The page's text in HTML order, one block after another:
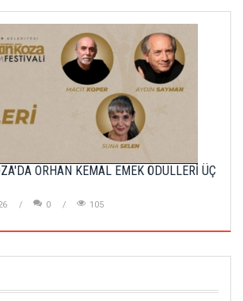
ORHAN KEMAL EMEK ÖDÜLLERİ ÜÇ
0 105